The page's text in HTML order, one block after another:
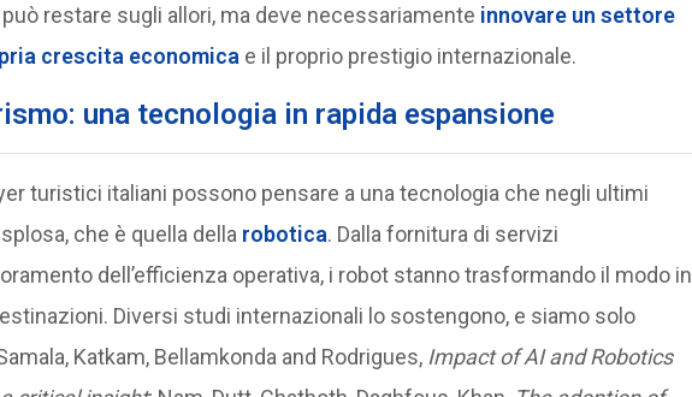
restare sugli allori, ma deve necessariamente innovare un settore
crescita economica e il proprio prestigio internazionale.
una tecnologia in rapida espansione
turistici italiani possono pensare a una tecnologia che negli ultimi
che è quella della robotica. Dalla fornitura di servizi
dell’efficienza operativa, i robot stanno trasformando il modo in
Diversi studi internazionali lo sostengono, e siamo solo
Katkam, Bellamkonda and Rodrigues, Impact of AI and Robotics